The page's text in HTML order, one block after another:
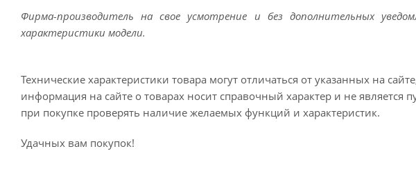
Фирма-производитель на свое усмотрение и без дополнительных
характеристики модели.
Технические характеристики товара могут отличаться от указанных на
информация на сайте о товарах носит справочный характер и не
при покупке проверять наличие желаемых функций и характеристик.
Удачных вам покупок!